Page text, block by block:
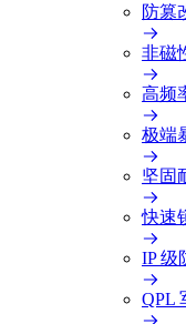
防篡
非磁
高频
极端
坚固
快速
IP 级
QPL